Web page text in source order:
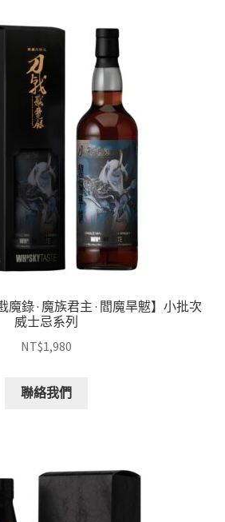
錄 · 魔族君主 · 閻魔旱魃】小批次
威士忌系列
NT$1,980
聯絡我們